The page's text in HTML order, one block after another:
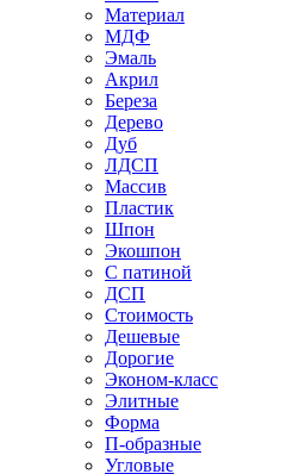
Материал
МДФ
Эмаль
Акрил
Береза
Дерево
Дуб
ЛДСП
Массив
Пластик
Шпон
Экошпон
С патиной
ДСП
Стоимость
Дешевые
Дорогие
Эконом-класс
Элитные
Форма
П-образные
Угловые